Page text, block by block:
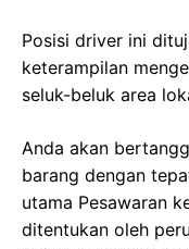
Posisi driver ini
keterampilan
seluk-beluk area
Anda akan
barang dengan
utama Pesawaran
ditentukan oleh